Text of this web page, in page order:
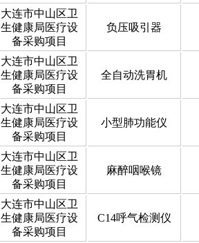
大连市中山区卫
生健康局医疗设
备采购项目
负压吸引器
大连市中山区卫
生健康局医疗设
备采购项目
全自动洗胃机
大连市中山区卫
生健康局医疗设
备采购项目
小型肺功能仪
大连市中山区卫
生健康局医疗设
备采购项目
麻醉咽喉镜
大连市中山区卫
生健康局医疗设
备采购项目
C14呼气检测仪